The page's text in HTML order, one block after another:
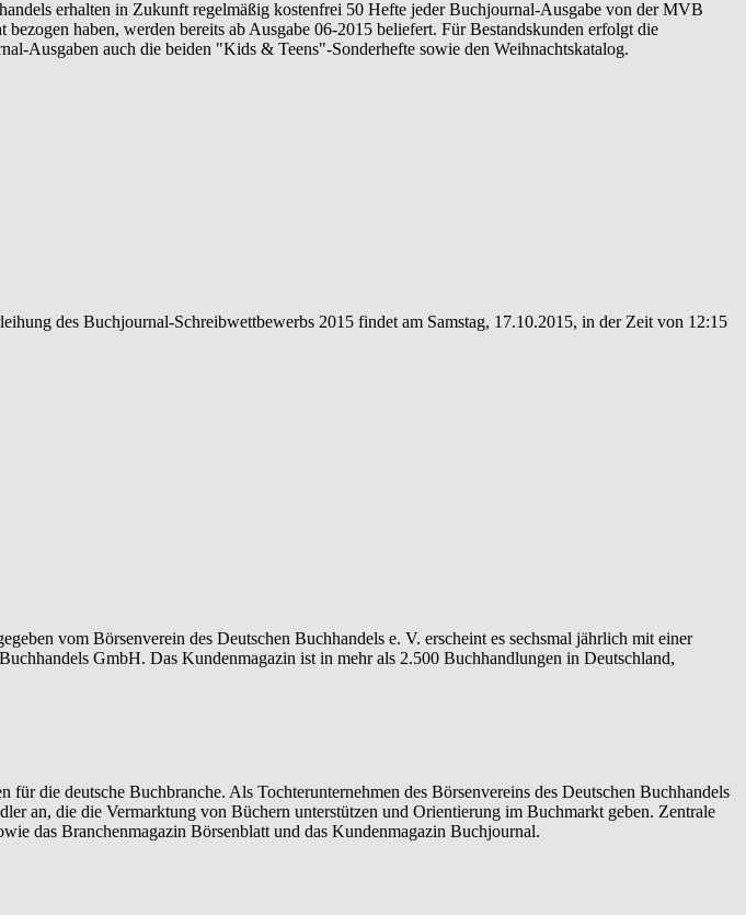
erhalten in Zukunft regelmäßig kostenfrei 50 Hefte jeder Buchjournal-Ausgabe von der MVB
haben, werden bereits ab Ausgabe 06-2015 beliefert. Für Bestandskunden erfolgt die
Ausgaben auch die beiden "Kids & Teens"-Sonderhefte sowie den Weihnachtskatalog.
des Buchjournal-Schreibwettbewerbs 2015 findet am Samstag, 17.10.2015, in der Zeit von 12:15
vom Börsenverein des Deutschen Buchhandels e. V. erscheint es sechsmal jährlich mit einer
GmbH. Das Kundenmagazin ist in mehr als 2.500 Buchhandlungen in Deutschland,
die deutsche Buchbranche. Als Tochterunternehmen des Börsenvereins des Deutschen Buchhandels
an, die die Vermarktung von Büchern unterstützen und Orientierung im Buchmarkt geben. Zentrale
das Branchenmagazin Börsenblatt und das Kundenmagazin Buchjournal.